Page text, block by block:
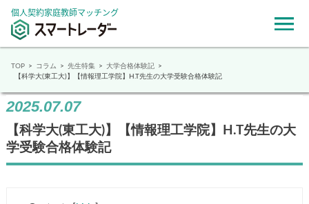
個人契約家庭教師マッチング
TOP コラム 先生特集
大学合格体験記
【科学大(東工大)】【情報理工学院】H.T先生の大学受験合格体験記
2025.07.07
【科学大(東工大)】【情報理工学院】H.T先生の大
学受験合格体験記